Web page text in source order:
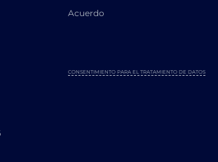
Acuerdo
CONSENTIMIENTO PARA EL TRATAMIENTO DE DATOS